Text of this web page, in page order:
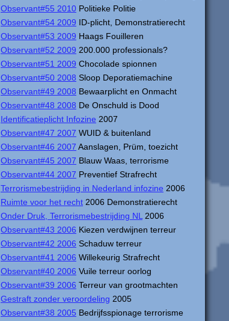
Observant#55 2010 Politieke Politie
Observant#54 2009 ID-plicht, Demonstratierecht
Observant#53 2009 Haags Fouilleren
Observant#52 2009 200.000 professionals?
Observant#51 2009 Chocolade spionnen
Observant#50 2008 Sloop Deporatiemachine
Observant#49 2008 Bewaarplicht en Onmacht
Observant#48 2008 De Onschuld is Dood
Identificatieplicht Infozine 2007
Observant#47 2007 WUID & buitenland
Observant#46 2007 Aanslagen, Prüm, toezicht
Observant#45 2007 Blauw Waas, terrorisme
Observant#44 2007 Preventief Strafrecht
Terrorismebestrijding in Nederland infozine 2006
Ruimte voor het recht 2006 Demonstratierecht
Onder Druk, Terrorismebestrijding NL 2006
Observant#43 2006 Kiezen verdwijnen terreur
Observant#42 2006 Schaduw terreur
Observant#41 2006 Willekeurig Strafrecht
Observant#40 2006 Vuile terreur oorlog
Observant#39 2006 Terreur van grootmachten
Gestraft zonder veroordeling 2005
Observant#38 2005 Bedrijfsspionage terrorisme